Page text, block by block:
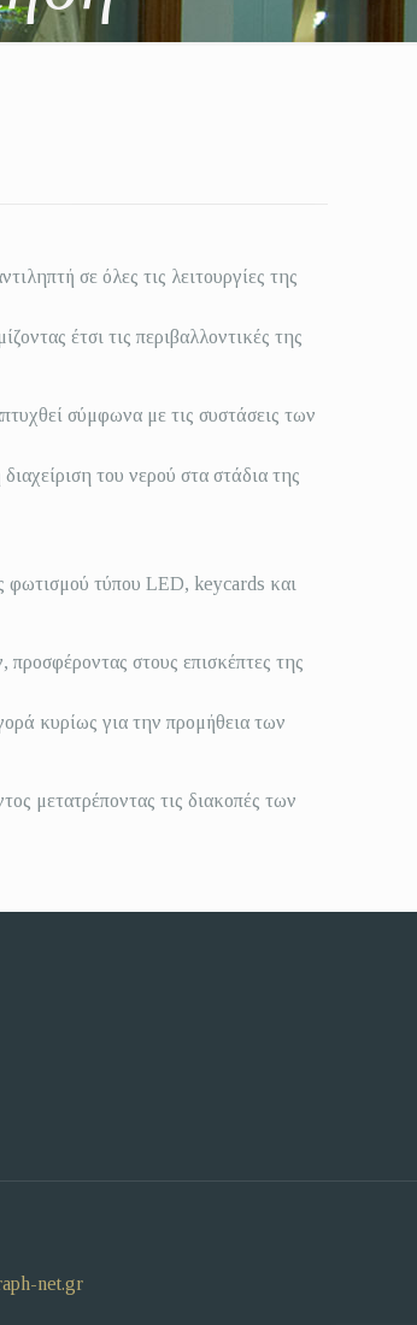
σε όλες τις λειτουργίες της
έτσι τις περιβαλλοντικές της
σύμφωνα με τις συστάσεις των
του νερού στα στάδια της
φωτισμού τύπου LED, keycards και
προσφέροντας στους επισκέπτες της
κυρίως για την προμήθεια των
μετατρέποντας τις διακοπές των
net.gr